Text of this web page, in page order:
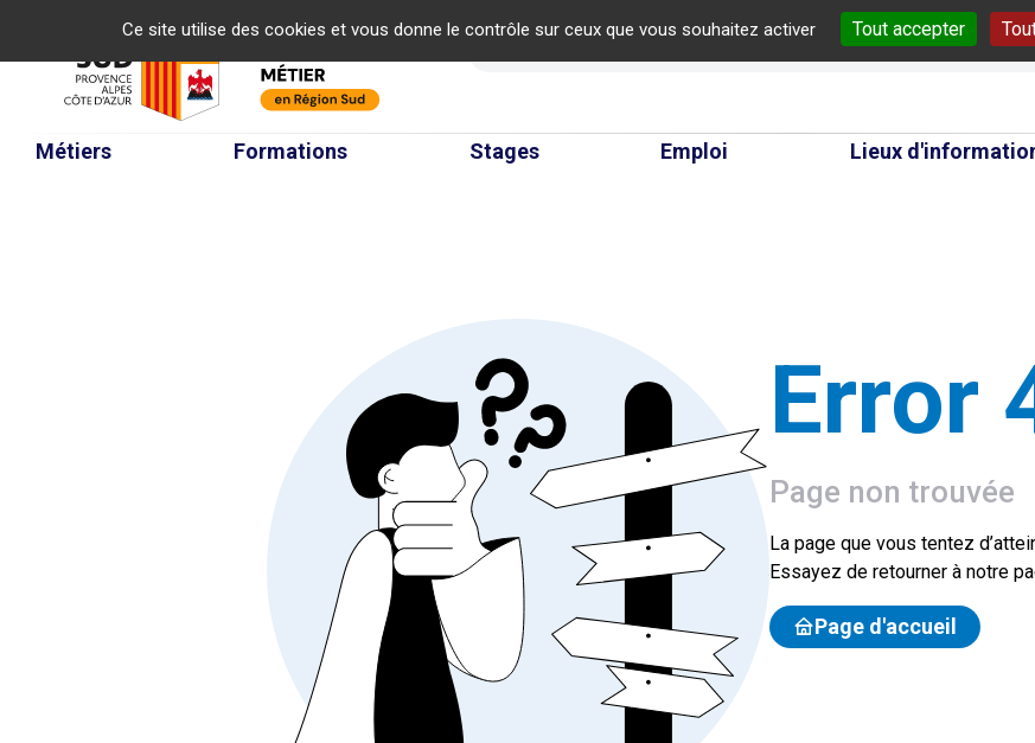
Ce site utilise des cookies et vous donne le contrôle sur ceux que vous souhaitez activer Tout accepter
Métiers Formations Stages Emploi Lieux
Error
Page non trouvée
La page que vous tentez
Essayez de retourner à notre
Page d'accueil